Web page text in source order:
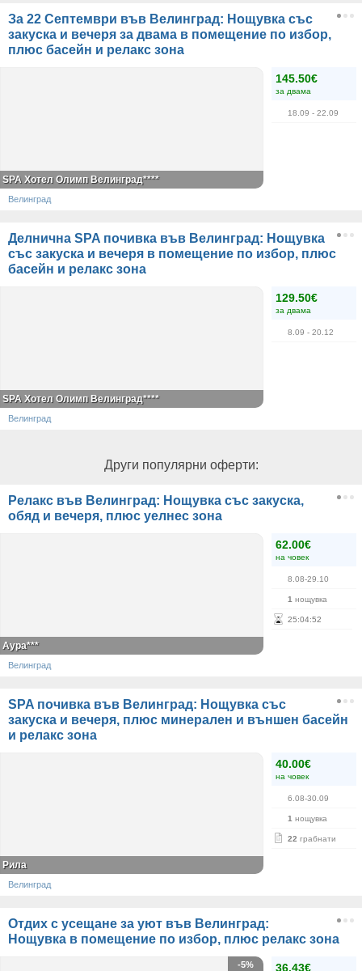
За 22 Септември във Велинград: Нощувка със
закуска и вечеря за двама в помещение по избор,
плюс басейн и релакс зона
145.50€
за двама
18.09 - 22.09
SPA Хотел Олимп Велинград****
Велинград
Делнична SPA почивка във Велинград: Нощувка
със закуска и вечеря в помещение по избор, плюс
басейн и релакс зона
129.50€
за двама
8.09 - 20.12
SPA Хотел Олимп Велинград****
Велинград
Други популярни оферти:
Релакс във Велинград: Нощувка със закуска,
обяд и вечеря, плюс уелнес зона
62.00€
на човек
8.08-29.10
1 нощувка
25:04:52
Аура***
Велинград
SPA почивка във Велинград: Нощувка със
закуска и вечеря, плюс минерален и външен басейн
и релакс зона
40.00€
на човек
6.08-30.09
1 нощувка
22 грабнати
Рила
Велинград
Отдих с усещане за уют във Велинград:
Нощувка в помещение по избор, плюс релакс зона
36.43€
-5%